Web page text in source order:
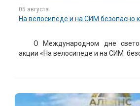
05 августа
На велосипеде и на СИМ безопасно
О Международном дне
акции «На велосипеде и на СИМ